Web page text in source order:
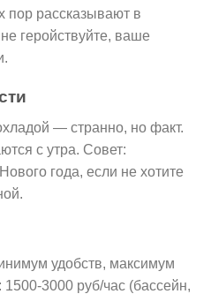
пор рассказывают в
геройствуйте, ваше
— странно, но факт.
с утра. Совет:
года, если не хотите
удобств, максимум
1500-3000 руб/час (бассейн,